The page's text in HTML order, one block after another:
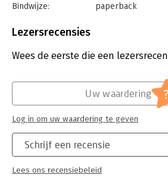
Bindwijze:
paperback
Uitgever:
Verschijningsdatum:
29-12-2025
Lezersrecensies
Wees de eerste die een
Schrijf een recensie
Lees ons recensiebeleid
Uw waardering
Log in om uw waardering te geven